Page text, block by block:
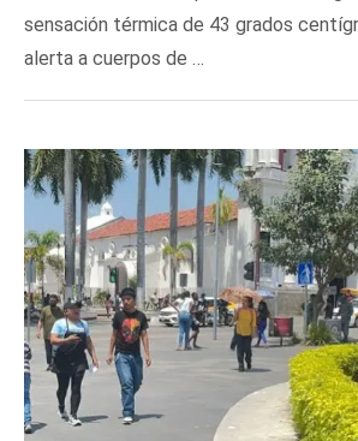
sensación térmica de 43 grados
alerta a cuerpos de …